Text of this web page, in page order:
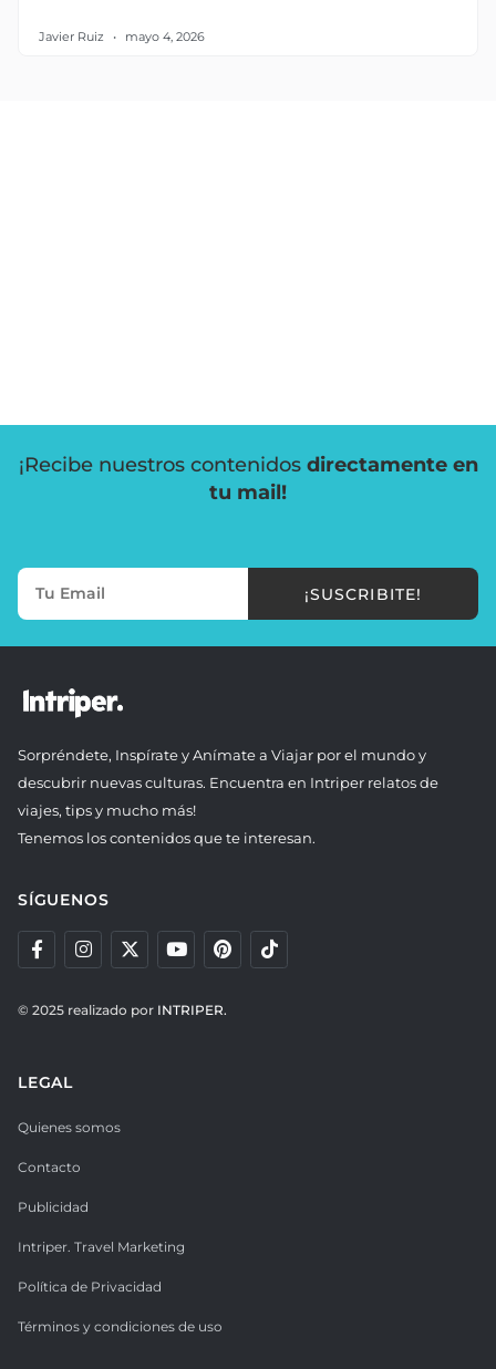
Javier Ruiz mayo 4, 2026
¡Recibe nuestros contenidos directamente en
tu mail!
¡SUSCRIBITE!
Sorpréndete, Inspírate y Anímate a Viajar por el mundo y
descubrir nuevas culturas. Encuentra en Intriper relatos de
viajes, tips y mucho más!
Tenemos los contenidos que te interesan.
SÍGUENOS
© 2025 realizado por INTRIPER.
LEGAL
Quienes somos
Contacto
Publicidad
Intriper. Travel Marketing
Política de Privacidad
Términos y condiciones de uso